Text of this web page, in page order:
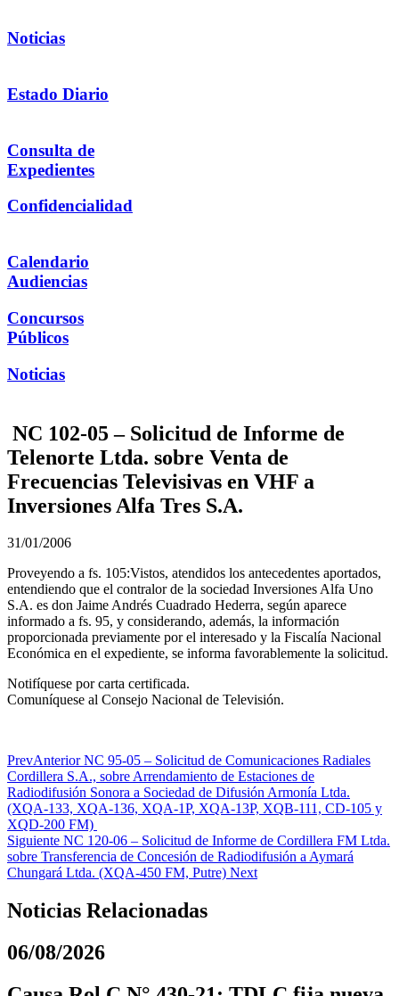
Noticias
Estado Diario
Consulta de
Expedientes
Confidencialidad
Calendario
Audiencias
Concursos
Públicos
Noticias
NC 102-05 – Solicitud de Informe de
Telenorte Ltda. sobre Venta de
Frecuencias Televisivas en VHF a
Inversiones Alfa Tres S.A.
31/01/2006
Proveyendo a fs. 105:Vistos, atendidos los antecedentes aportados,
entendiendo que el contralor de la sociedad Inversiones Alfa Uno
S.A. es don Jaime Andrés Cuadrado Hederra, según aparece
informado a fs. 95, y considerando, además, la información
proporcionada previamente por el interesado y la Fiscalía Nacional
Económica en el expediente, se informa favorablemente la solicitud.
Notifíquese por carta certificada.
Comuníquese al Consejo Nacional de Televisión.
PrevAnteriorNC 95-05 – Solicitud de Comunicaciones Radiales
Cordillera S.A., sobre Arrendamiento de Estaciones de
Radiodifusión Sonora a Sociedad de Difusión Armonía Ltda.
(XQA-133, XQA-136, XQA-1P, XQA-13P, XQB-111, CD-105 y
XQD-200 FM)
Siguiente NC 120-06 – Solicitud de Informe de Cordillera FM Ltda.
sobre Transferencia de Concesión de Radiodifusión a Aymará
Chungará Ltda. (XQA-450 FM, Putre) Next
Noticias Relacionadas
06/08/2026